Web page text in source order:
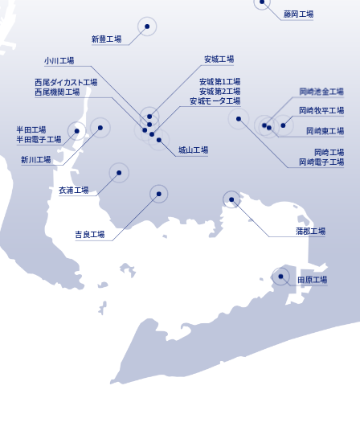
安城第1工場
安城第2工場
安城モータ工場
西尾ダイカスト工場
西尾機関工場
城山工場
岡崎工場
岡崎電子工場
岡崎牧平工場
岡崎東工場
岡崎池金工場
新川工場
衣浦工場
小川工場 安城工場
新豊工場
半田工場
半田電子工場
吉良工場
田原工場
蒲郡工場
藤岡工場